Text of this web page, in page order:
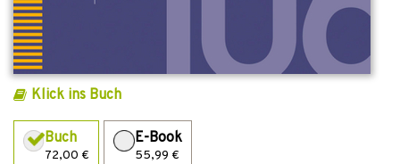
Klick ins Buch
Buch
72,00 €
E-Book
55,99 €